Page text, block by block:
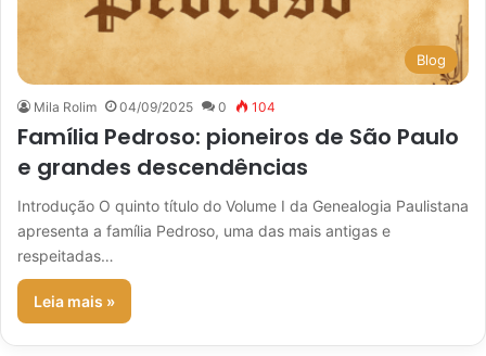
Blog
Mila Rolim 04/09/2025 0 104
Família Pedroso: pioneiros de São Paulo
e grandes descendências
Introdução O quinto título do Volume I da Genealogia Paulistana
apresenta a família Pedroso, uma das mais antigas e
respeitadas…
Leia mais »